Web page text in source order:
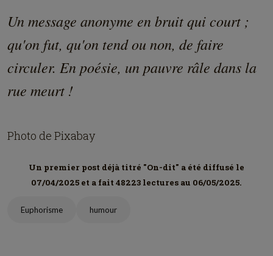
Un message anonyme en bruit qui court ;
qu'on fut, qu'on tend ou non, de faire
circuler. En poésie, un pauvre râle dans la
rue meurt !
Photo de Pixabay
Un premier post déjà titré "On-dit" a été diffusé le
07/04/2025 et a fait 48223 lectures au 06/05/2025.
Euphorisme humour